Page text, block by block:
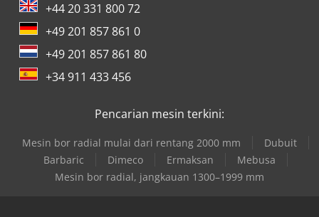
+44 20 331 800 72
+49 201 857 861 0
+49 201 857 861 80
+34 911 433 456
Pencarian mesin terkini:
Mesin bor radial mulai dari rentang 2000 mm
Dubuit
Barbaric
Dimeco Ermaksan
Mebusa
Mesin bor radial, jangkauan 1300–1999 mm